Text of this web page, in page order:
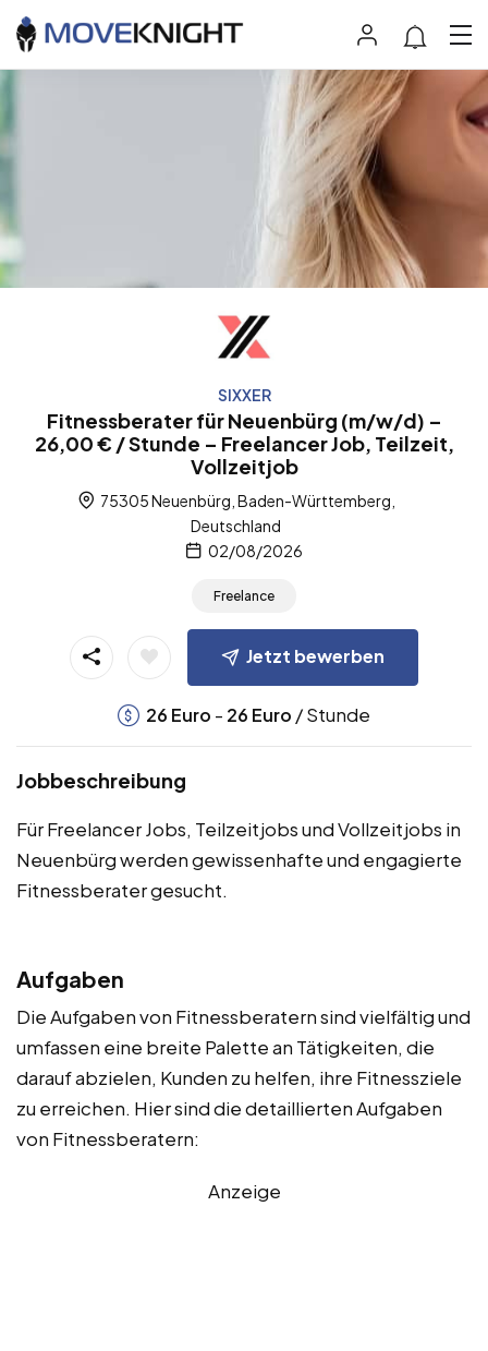
SIXXER
Fitnessberater für Neuenbürg (m/w/d) –
26,00 € / Stunde – Freelancer Job, Teilzeit,
Vollzeitjob
75305 Neuenbürg, Baden-Württemberg,
Deutschland
02/08/2026
Freelance
Jetzt bewerben
26 Euro - 26 Euro / Stunde
Jobbeschreibung
Für Freelancer Jobs, Teilzeitjobs und Vollzeitjobs in
Neuenbürg werden gewissenhafte und engagierte
Fitnessberater gesucht.
Aufgaben
Die Aufgaben von Fitnessberatern sind vielfältig und
umfassen eine breite Palette an Tätigkeiten, die
darauf abzielen, Kunden zu helfen, ihre Fitnessziele
zu erreichen. Hier sind die detaillierten Aufgaben
von Fitnessberatern:
Anzeige